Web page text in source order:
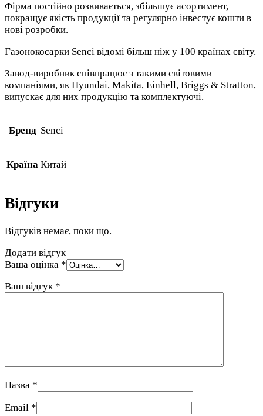
Фірма постійно розвивається, збільшує асортимент,
покращує якість продукції та регулярно інвестує кошти в
нові розробки.
Газонокосарки Senci відомі більш ніж у 100 країнах світу.
Завод-виробник співпрацює з такими світовими
компаніями, як Hyundai, Makita, Einhell, Briggs & Stratton,
випускає для них продукцію та комплектуючі.
Бренд Senci
Країна Китай
Відгуки
Відгуків немає, поки що.
Додати відгук
Ваша оцінка *
Ваш відгук *
Назва *
Email *